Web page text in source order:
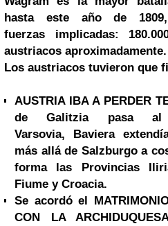
hasta este año de
fuerzas implicadas:
austriacos aproximadamente.
Los austriacos tuvieron que
AUSTRIA IBA A PERDER
de Galitzia pasa
Varsovia, Baviera
más allá de Salzburgo a
forma las Provincias
Fiume y Croacia.
Se acordó el
CON LA